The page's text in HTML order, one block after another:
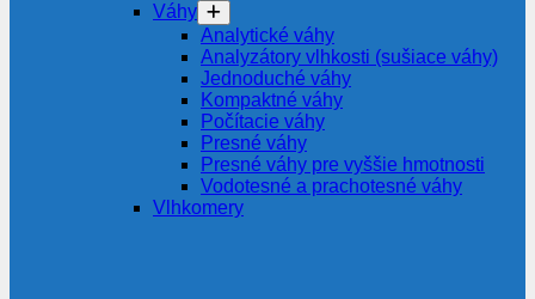
Váhy
Analytické váhy
Analyzátory vlhkosti (sušiace váhy)
Jednoduché váhy
Kompaktné váhy
Počítacie váhy
Presné váhy
Presné váhy pre vyššie hmotnosti
Vodotesné a prachotesné váhy
Vlhkomery